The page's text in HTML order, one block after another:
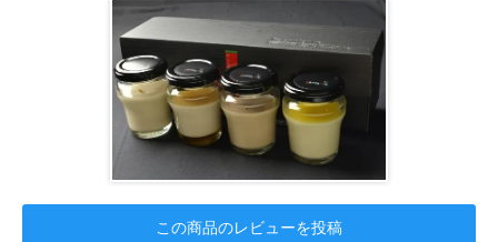
この商品のレビューを投稿